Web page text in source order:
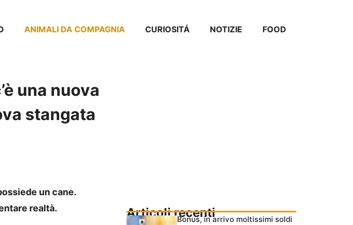
ANIMALI DA COMPAGNIA CURIOSITÁ NOTIZIE FOOD
una nuova
stangata
un cane.
realtà.
Articoli recentiBonus, in arrivo moltissimi soldi